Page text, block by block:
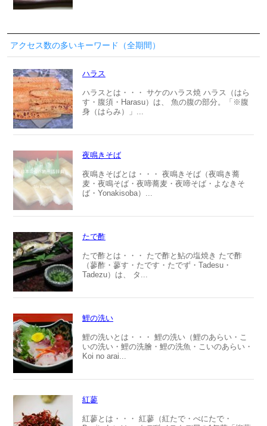
アクセス数の多いキーワード（全期間）
ハラス
ハラスとは・・・ サケのハラス焼 ハラス（はら
す・腹須・Harasu）は、 魚の腹の部分。「※腹
身（はらみ）」...
夜鳴きそば
夜鳴きそばとは・・・ 夜鳴きそば（夜鳴き蕎
麦・夜鳴そば・夜啼蕎麦・夜啼そば・よなきそ
ば・Yonakisoba）...
たで酢
たで酢とは・・・ たで酢と鮎の塩焼き たで酢
（蓼酢・蓼す・たです・たでず・Tadesu・
Tadezu）は、 タ...
鯉の洗い
鯉の洗いとは・・・ 鯉の洗い（鯉のあらい・こ
いの洗い・鯉の洗膾・鯉の洗魚・こいのあらい・
Koi no arai...
紅蓼
紅蓼とは・・・ 紅蓼（紅たで・べにたで・